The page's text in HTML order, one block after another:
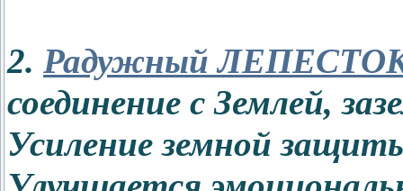
2. Радужный
соединение с Землей,
Усиление земной